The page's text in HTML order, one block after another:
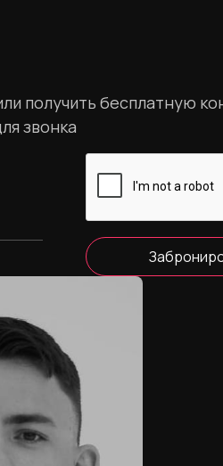
получить бесплатную
звонка